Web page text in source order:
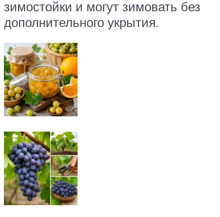
зимостойки и могут зимовать без
дополнительного укрытия.